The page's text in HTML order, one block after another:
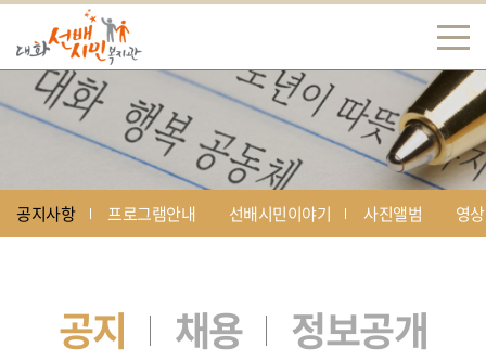
공지사항 프로그램안내 선배시민이야기 사진앨범 영
공지 채용 정보공개